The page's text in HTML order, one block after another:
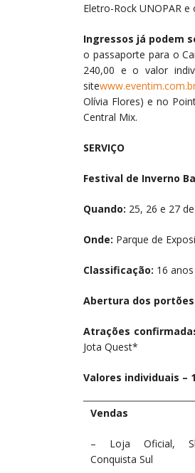
Eletro-Rock UNOPAR
Ingressos já podem
o passaporte para o
240,00 e o valor
site
Olívia Flores) e no
Central Mix.
SERVIÇO
Festival de Inverno
Quando: 25, 26 e 27
Onde: Parque de
Classificação: 16
Abertura dos
Atrações
Jota Quest*
Valores individuais –
Vendas
– Loja Oficial,
Conquista Sul